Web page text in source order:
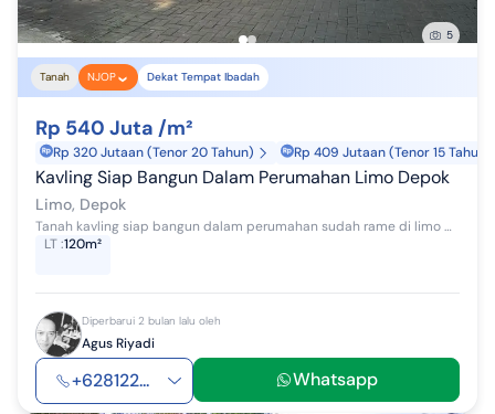
5
Tanah NJOP Dekat Tempat Ibadah
Rp 540 Juta /m²
Rp 320 Jutaan (Tenor 20 Tahun) Rp 409 Jutaan (Tenor 15 Tahun)
Kavling Siap Bangun Dalam Perumahan Limo Depok
Limo, Depok
Tanah kavling siap bangun dalam perumahan sudah rame di limo Depok jl raya Meruyung Limo Depok akses jalan lebar 2 mobil fasilitas: one gate siste...
LT:120m²
Diperbarui 2 bulan lalu oleh
Agus Riyadi
+628122... Whatsapp